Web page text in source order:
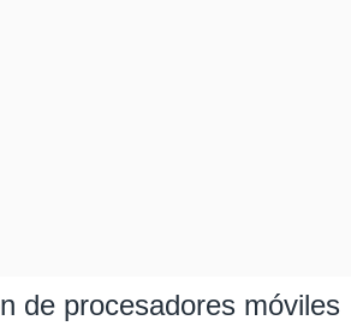
de procesadores móviles